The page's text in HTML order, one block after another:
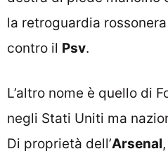
la retroguardia
contro il Psv.
L’altro nome è quello di
negli Stati Uniti ma
Di proprietà dell’Arsenal